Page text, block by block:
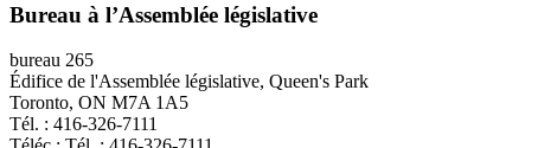
Bureau à l’Assemblée législative
bureau 265
Édifice de l'Assemblée législative, Queen's Park
Toronto, ON M7A 1A5
Tél. : 416-326-7111